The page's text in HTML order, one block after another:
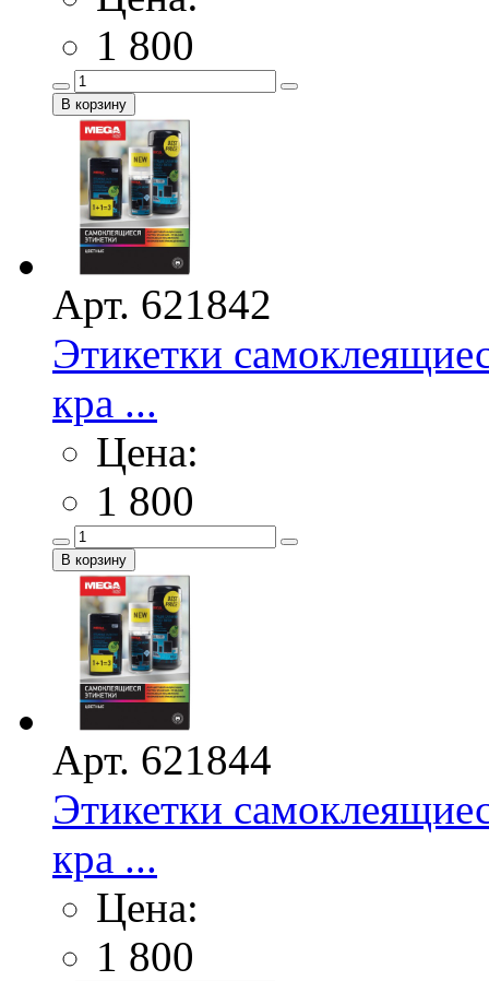
1 800
Арт. 621842
Этикетки
кра ...
Цена:
1 800
Арт. 621844
Этикетки
кра ...
Цена:
1 800